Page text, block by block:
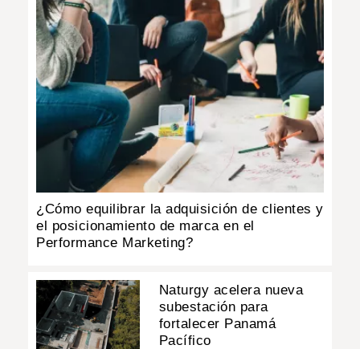
¿Cómo equilibrar la adquisición de clientes y
el posicionamiento de marca en el
Performance Marketing?
Naturgy acelera nueva
subestación para
fortalecer Panamá
Pacífico